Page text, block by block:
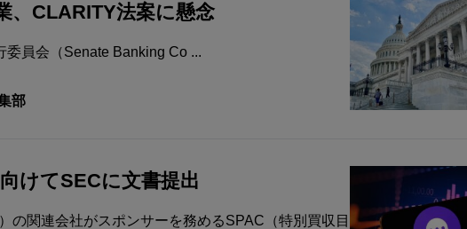
、CLARITY法案に懸念
委員会（Senate Banking Co ...
部
けてSECに文書提出
の関連会社がスポンサーを務めるSPAC（特別買収目